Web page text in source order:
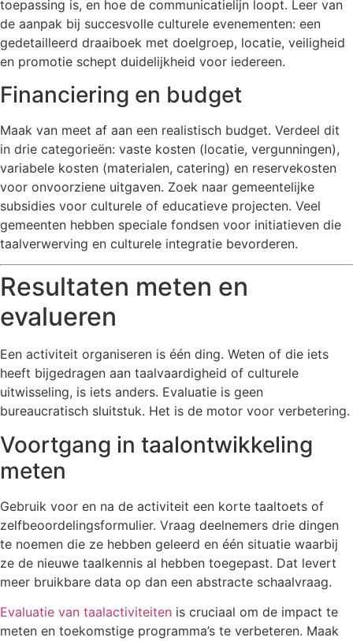
toepassing is, en hoe de communicatielijn loopt. Leer van
de aanpak bij succesvolle culturele evenementen: een
gedetailleerd draaiboek met doelgroep, locatie, veiligheid
en promotie schept duidelijkheid voor iedereen.
Financiering en budget
Maak van meet af aan een realistisch budget. Verdeel dit
in drie categorieën: vaste kosten (locatie, vergunningen),
variabele kosten (materialen, catering) en reservekosten
voor onvoorziene uitgaven. Zoek naar gemeentelijke
subsidies voor culturele of educatieve projecten. Veel
gemeenten hebben speciale fondsen voor initiatieven die
taalverwerving en culturele integratie bevorderen.
Resultaten meten en
evalueren
Een activiteit organiseren is één ding. Weten of die iets
heeft bijgedragen aan taalvaardigheid of culturele
uitwisseling, is iets anders. Evaluatie is geen
bureaucratisch sluitstuk. Het is de motor voor verbetering.
Voortgang in taalontwikkeling
meten
Gebruik voor en na de activiteit een korte taaltoets of
zelfbeoordelingsformulier. Vraag deelnemers drie dingen
te noemen die ze hebben geleerd en één situatie waarbij
ze de nieuwe taalkennis al hebben toegepast. Dat levert
meer bruikbare data op dan een abstracte schaalvraag.
Evaluatie van taalactiviteiten is cruciaal om de impact te
meten en toekomstige programma’s te verbeteren. Maak